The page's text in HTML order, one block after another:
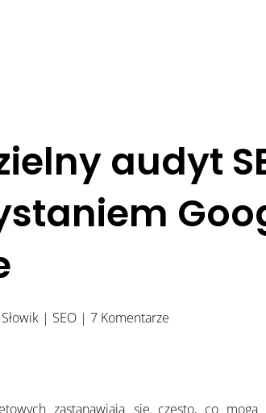
audyt
| SEO| 7 Komentarze
zastanawiają się często, co